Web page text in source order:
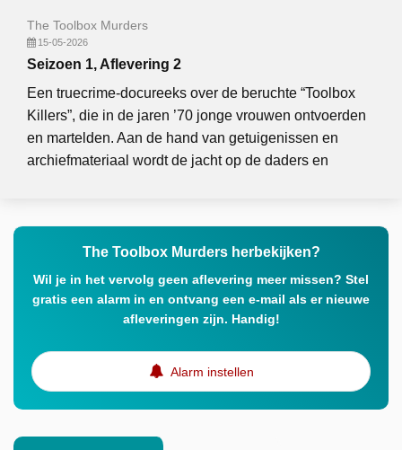
The Toolbox Murders
15-05-2026
Seizoen 1, Aflevering 2
Een truecrime-docureeks over de beruchte “Toolbox
Killers”, die in de jaren ’70 jonge vrouwen ontvoerden
en martelden. Aan de hand van getuigenissen en
archiefmateriaal wordt de jacht op de daders en
The Toolbox Murders herbekijken?
Wil je in het vervolg geen aflevering meer missen? Stel
gratis een alarm in en ontvang een e-mail als er nieuwe
afleveringen zijn. Handig!
Alarm instellen